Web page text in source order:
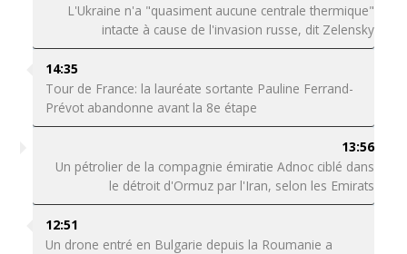
L'Ukraine n'a "quasiment aucune centrale thermique"
intacte à cause de l'invasion russe, dit Zelensky
14:35
Tour de France: la lauréate sortante Pauline Ferrand-
Prévot abandonne avant la 8e étape
13:56
Un pétrolier de la compagnie émiratie Adnoc ciblé dans
le détroit d'Ormuz par l'Iran, selon les Emirats
12:51
Un drone entré en Bulgarie depuis la Roumanie a